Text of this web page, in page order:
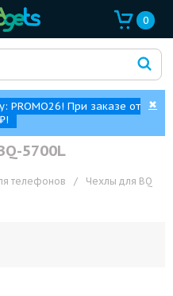
0
При заказе от
✖
5700L
телефонов /
Чехлы для BQ